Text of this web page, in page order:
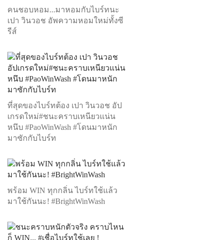
คนชอบหอม...มาหอมกับไบร์ทนะ
เปา วินวอช อัพความหอมใหม่ทั้งซี
รีส์
ที่สุดของไบร์ทต้อง เปา วินวอช อัป
เกรดใหม่#ชนะคราบเหนียวแน่น
หนึบ #PaoWinWash #โดนมาหนัก
มาซักกับไบร์ท
พร้อม WIN ทุกกลิ่น ไบร์ทใช้แล้ว
มาใช้กันนะ! #BrightWinWash